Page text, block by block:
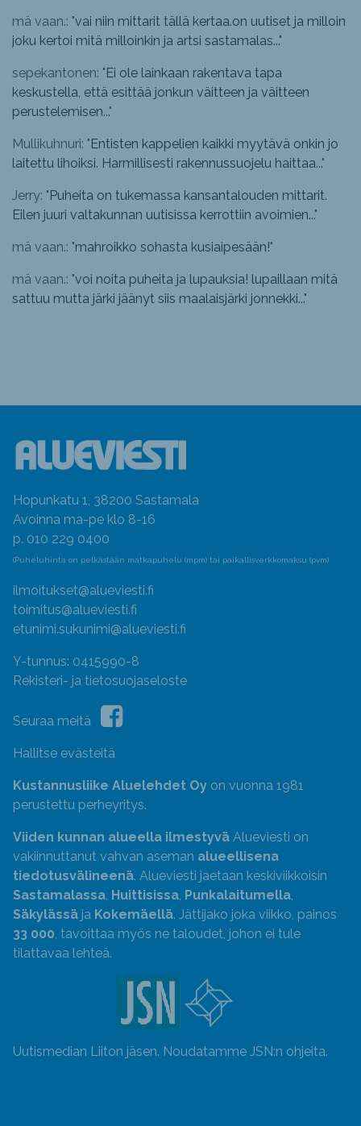
mä vaan.: "vai niin mittarit tällä kertaa.on uutiset ja milloin
joku kertoi mitä milloinkin ja artsi sastamalas..."
sepekantonen: "Ei ole lainkaan rakentava tapa
keskustella, että esittää jonkun väitteen ja väitteen
perustelemisen..."
Mullikuhnuri: "Entisten kappelien kaikki myytävä onkin jo
laitettu lihoiksi. Harmillisesti rakennussuojelu haittaa..."
Jerry: "Puheita on tukemassa kansantalouden mittarit.
Eilen juuri valtakunnan uutisissa kerrottiin avoimien..."
mä vaan.: "mahroikko sohasta kusiaipesään!"
mä vaan.: "voi noita puheita ja lupauksia! lupaillaan mitä
sattuu mutta järki jäänyt siis maalaisjärki jonnekki..."
Hopunkatu 1, 38200 Sastamala
Avoinna ma-pe klo 8-16
p. 010 229 0400
(Puheluhinta on pelkästään matkapuhelu (mpm) tai paikallisverkkomaksu (pvm)
ilmoitukset@alueviesti.fi
toimitus@alueviesti.fi
etunimi.sukunimi@alueviesti.fi
Y-tunnus: 0415990-8
Rekisteri- ja tietosuojaseloste
Seuraa meitä
Hallitse evästeitä
Kustannusliike Aluelehdet Oy on vuonna 1981
perustettu perheyritys.
Viiden kunnan alueella ilmestyvä Alueviesti on
vakiinnuttanut vahvan aseman alueellisena
tiedotusvälineenä. Alueviesti jaetaan keskiviikkoisin
Sastamalassa, Huittisissa, Punkalaitumella,
Säkylässä ja Kokemäellä. Jättijako joka viikko, painos
33 000, tavoittaa myös ne taloudet, johon ei tule
tilattavaa lehteä.
Uutismedian Liiton jäsen. Noudatamme JSN:n ohjeita.